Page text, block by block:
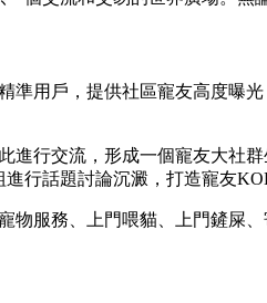
準用戶，提供社區寵友高度曝
進行交流，形成一個寵友大社
行話題討論沉澱，打造寵友
物服務、上門喂貓、上門鏟屎